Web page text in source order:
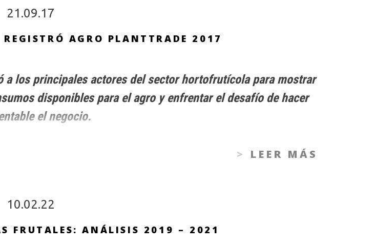
21.09.17
AGRO PLANTTRADE 2017
a los principales actores del sector hortofrutícola para mostrar
disponibles para el agro y enfrentar el desafío de hacer
el negocio.
LEER MÁS
10.02.22
FRUTALES: ANÁLISIS 2019 – 2021